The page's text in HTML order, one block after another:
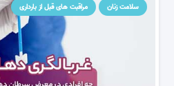
سلامت زنان مراقبت های قبل از بارداری